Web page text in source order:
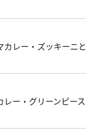
レー・ズッキーニと
ー・グリーンピース